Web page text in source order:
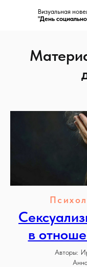
Визуальная
"День
в
Авторы: